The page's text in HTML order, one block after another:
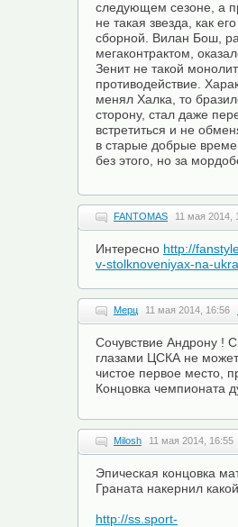
следующем сезоне, а
не такая звезда, как
сборной. Вилан Бош,
мегаконтрактом,
Зенит не такой
противодействие.
менял Халка, то
сторону, стал даже
встретиться и не
в старые добрые
без этого, но за
FANTOMAS 11 мая 2014,
Интересно http://
v-stolknoveniyax-na-
Мерц 11 мая 2014, 16:56
Сочувствие Андрону !
глазами ЦСКА не
чистое первое место,
Концовка чемпионата
Milosh 11 мая 2014, 16:55
Эпическая концовка
Граната накернил
http://ss.sport-